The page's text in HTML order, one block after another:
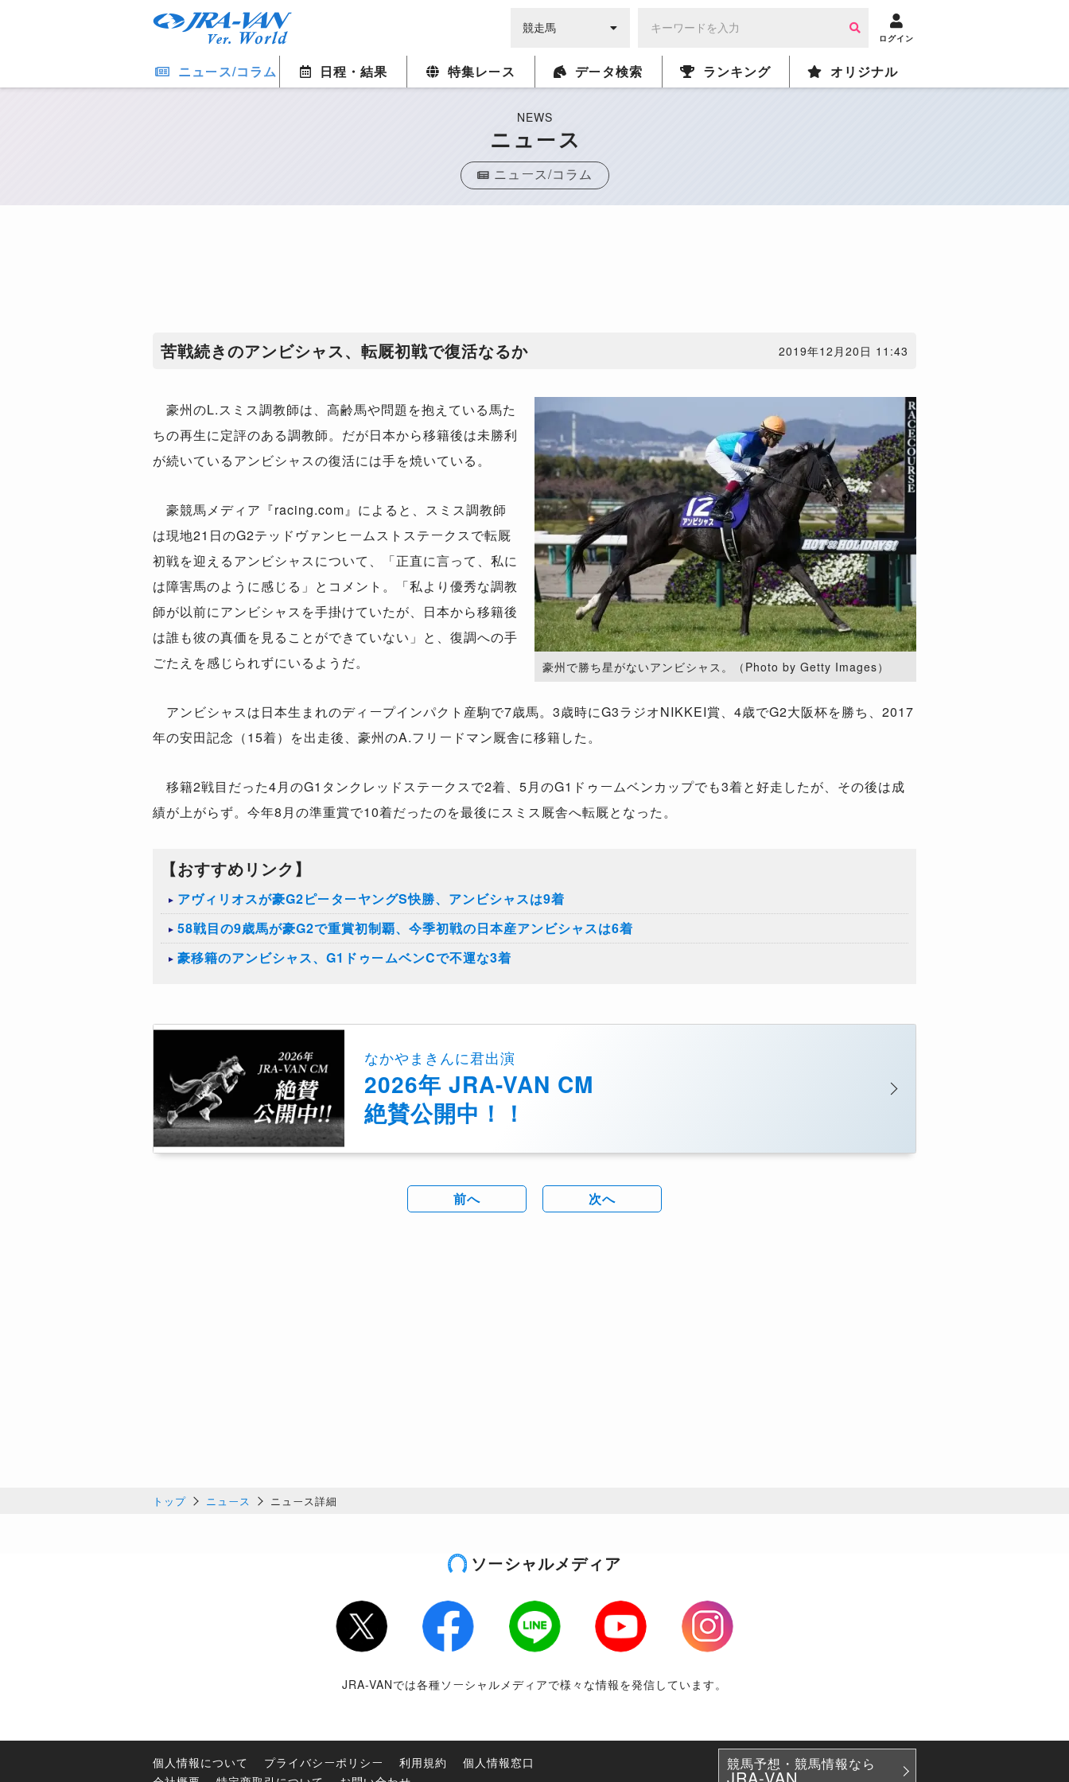
ログイン
ニュース/コラム 日程・結果 特集レース データ検索 ランキング オリジナル
NEWS
ニュース
ニュース/コラム
​苦戦続きのアンビシャス、転厩初戦で復活なるか 2019年12月20日 11:43
豪州で勝ち星がないアンビシャス。（Photo by Getty Images）
豪州のL.スミス調教師は、高齢馬や問題を抱えている馬た
ちの再生に定評のある調教師。だが日本から移籍後は未勝利
が続いているアンビシャスの復活には手を焼いている。
豪競馬メディア『racing.com』によると、スミス調教師
は現地21日のG2テッドヴァンヒームストステークスで転厩
初戦を迎えるアンビシャスについて、「正直に言って、私に
は障害馬のように感じる」とコメント。「私より優秀な調教
師が以前にアンビシャスを手掛けていたが、日本から移籍後
は誰も彼の真価を見ることができていない」と、復調への手
ごたえを感じられずにいるようだ。
アンビシャスは日本生まれのディープインパクト産駒で7歳馬。3歳時にG3ラジオNIKKEI賞、4歳でG2大阪杯を勝ち、2017
年の安田記念（15着）を出走後、豪州のA.フリードマン厩舎に移籍した。
移籍2戦目だった4月のG1タンクレッドステークスで2着、5月のG1ドゥームベンカップでも3着と好走したが、その後は成
績が上がらず。今年8月の準重賞で10着だったのを最後にスミス厩舎へ転厩となった。
【おすすめリンク】
アヴィリオスが豪G2ピーターヤングS快勝、アンビシャスは9着
58戦目の9歳馬が豪G2で重賞初制覇、今季初戦の日本産アンビシャスは6着
豪移籍のアンビシャス、G1ドゥームベンCで不運な3着
なかやまきんに君出演
2026年 JRA-VAN CM
絶賛公開中！！
前へ 次へ
トップ ニュース ニュース詳細
ソーシャルメディア
Twitter Facebook LINE Youtube
Instagram
JRA-VANでは各種ソーシャルメディアで様々な情報を発信しています。
個人情報について プライバシーポリシー 利用規約
個人情報窓口
競馬予想・競馬情報なら
JRA-VAN